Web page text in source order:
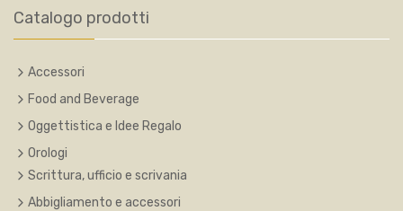
Catalogo prodotti
Accessori
Food and Beverage
Oggettistica e Idee Regalo
Orologi
Scrittura, ufficio e scrivania
Abbigliamento e accessori